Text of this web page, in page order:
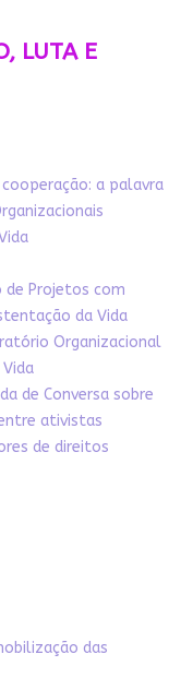
LUTA E
a palavra
de Projetos com
da Vida
Organizacional
de Conversa sobre
ativistas
de direitos
das